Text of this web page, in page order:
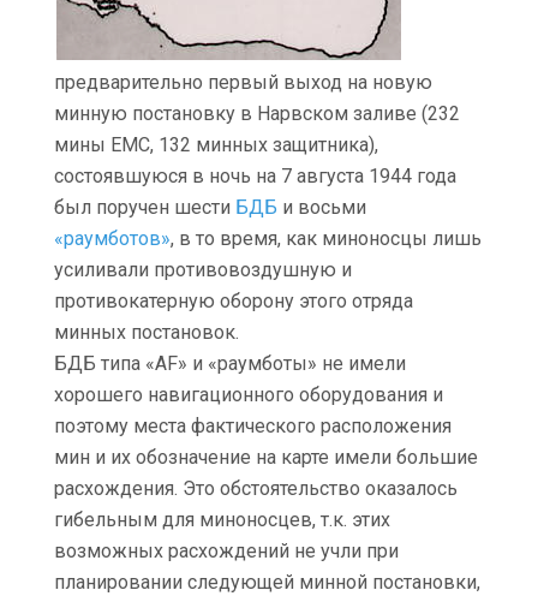
предварительно первый выход на новую
минную постановку в Нарвском заливе (232
мины ЕМС, 132 минных защитника),
состоявшуюся в ночь на 7 августа 1944 года
был поручен шести БДБ и восьми
«раумботов», в то время, как миноносцы лишь
усиливали противовоздушную и
противокатерную оборону этого отряда
минных постановок.
БДБ типа «AF» и «раумботы» не имели
хорошего навигационного оборудования и
поэтому места фактического расположения
мин и их обозначение на карте имели большие
расхождения. Это обстоятельство оказалось
гибельным для миноносцев, т.к. этих
возможных расхождений не учли при
планировании следующей минной постановки,